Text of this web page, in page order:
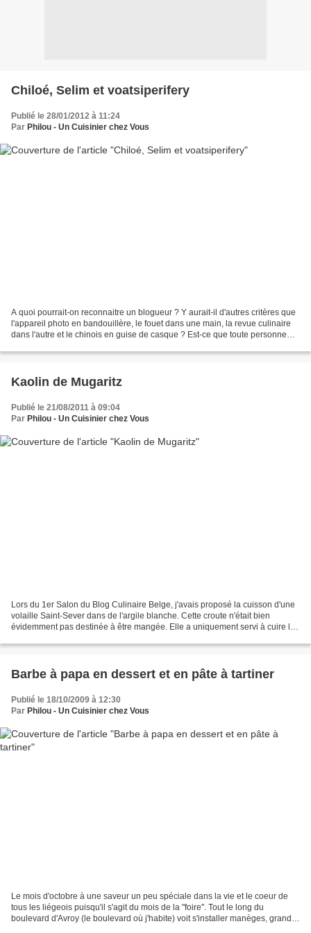
Chiloé, Selim et voatsiperifery
Publié le 28/01/2012 à 11:24
Par Philou - Un Cuisinier chez Vous
A quoi pourrait-on reconnaitre un blogueur ? Y aurait-il d'autres critères que
l'appareil photo en bandouillère, le fouet dans une main, la revue culinaire
dans l'autre et le chinois en guise de casque ? Est-ce que toute personne
Kaolin de Mugaritz
Publié le 21/08/2011 à 09:04
Par Philou - Un Cuisinier chez Vous
Lors du 1er Salon du Blog Culinaire Belge, j'avais proposé la cuisson d'une
volaille Saint-Sever dans de l'argile blanche. Cette croute n'était bien
évidemment pas destinée à être mangée. Elle a uniquement servi à cuire la
Barbe à papa en dessert et en pâte à tartiner
Publié le 18/10/2009 à 12:30
Par Philou - Un Cuisinier chez Vous
Le mois d'octobre à une saveur un peu spéciale dans la vie et le coeur de
tous les liégeois puisqu'il s'agit du mois de la "foire". Tout le long du
boulevard d'Avroy (le boulevard où j'habite) voit s'installer manèges, grand-